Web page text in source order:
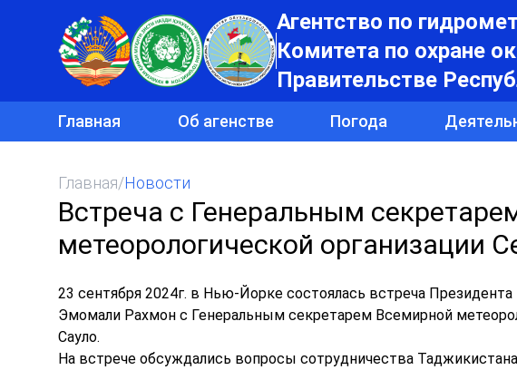
Агентство по
Комитета по охране
Правительстве
Главная Об агенстве Погода
Главная/Новости
Встреча с Генеральным
метеорологической организации
23 сентября 2024г. в Нью-Йорке состоялась встреча
Эмомали Рахмон с Генеральным секретарем Всемирной
Сауло.
На встрече обсуждались вопросы сотрудничества